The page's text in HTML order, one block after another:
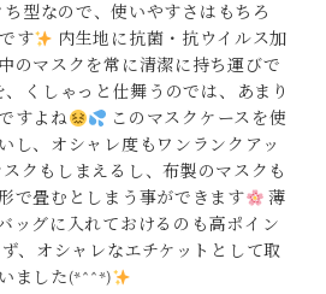
ち型なので、使いやすさはもちろ
す
内生地に抗菌・抗ウイルス加
のマスクを常に清潔に持ち運びで
、くしゃっと仕舞うのでは、あまり
すよね
このマスクケースを使
し、オシャレ度もワンランクアッ
クもしまえるし、布製のマスクも
で畳むとしまう事ができます
薄
ッグに入れておけるのも高ポイン
、オシャレなエチケットとして取
ました(*^^*)